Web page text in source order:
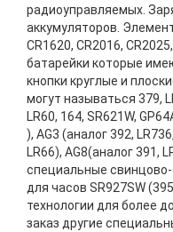
радиоуправляемых.
аккумуляторов.
CR1620, CR2016,
батарейки которые
кнопки круглые и
могут называться 379,
LR60, 164, SR621W,
), AG3 (аналог 392,
LR66), AG8(аналог 391,
специальные
для часов SR927SW
технологии для более
заказ другие